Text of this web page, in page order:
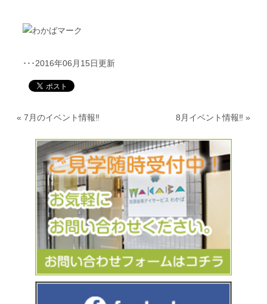
･･･2016年06月15日更新
« 7月のイベント情報‼ 8月イベント情報‼ »